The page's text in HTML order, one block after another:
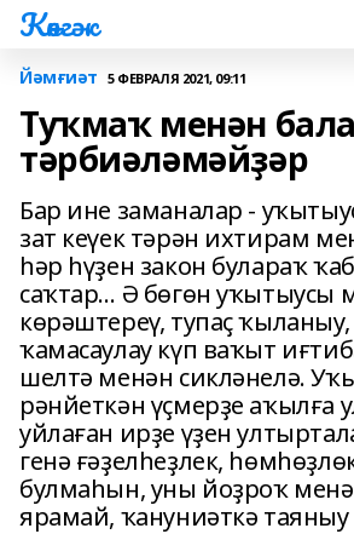
Көнгәк
Йәмғиәт 5 ФЕВРАЛЯ 2021, 09:11
Туҡмаҡ менән бала
тәрбиәләмәйҙәр
Бар ине заманалар -
зат кеүек тәрән ихтирам
һәр һүҙен закон булараҡ
саҡтар… Ә бөгөн уҡытыусы
көрәштереү, тупаҫ ҡыланыу,
ҡамасаулау күп ваҡыт
шелтә менән сикләнелә.
рәнйеткән үҫмерҙе аҡылға
уйлаған ирҙе үҙен
генә ғәҙелһеҙлек,
булмаһын, уны йоҙроҡ
ярамай, ҡануниәткә таяныу